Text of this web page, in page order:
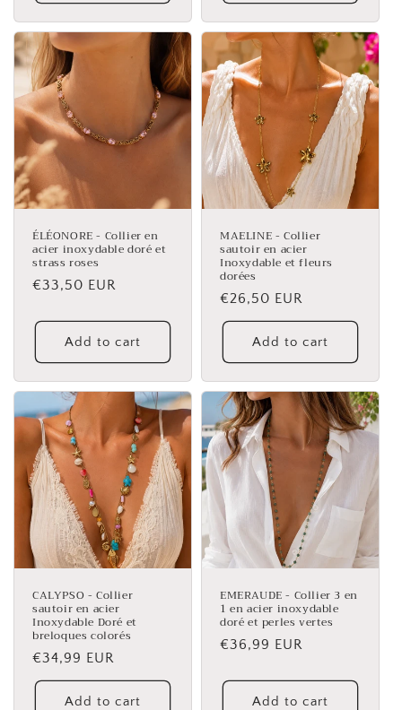
ÉLÉONORE - Collier en
acier inoxydable doré et
strass roses
Regular
€33,50 EUR
Add to cart
MAELINE - Collier
sautoir en acier
Inoxydable et fleurs
dorées
Regular
price
€26,50 EUR
Add to cart
CALYPSO - Collier
sautoir en acier
Inoxydable Doré et
breloques colorés
Regular
price
€34,99 EUR
Add to cart
EMERAUDE - Collier 3 en
1 en acier inoxydable
doré et perles vertes
Regular
€36,99 EUR
Add to cart